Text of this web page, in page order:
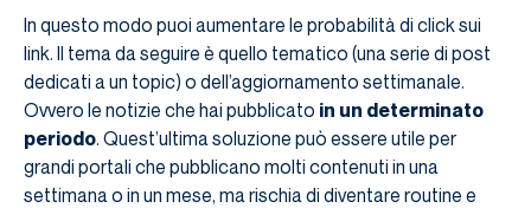
In questo modo puoi aumentare le probabilità di click sui
link. Il tema da seguire è quello tematico (una serie di post
dedicati a un topic) o dell’aggiornamento settimanale.
Ovvero le notizie che hai pubblicato in un determinato
periodo. Quest’ultima soluzione può essere utile per
grandi portali che pubblicano molti contenuti in una
settimana o in un mese, ma rischia di diventare routine e